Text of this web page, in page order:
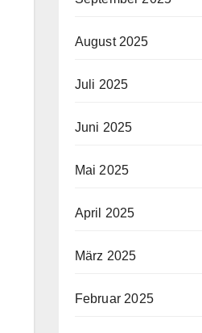
August 2025
Juli 2025
Juni 2025
Mai 2025
April 2025
März 2025
Februar 2025